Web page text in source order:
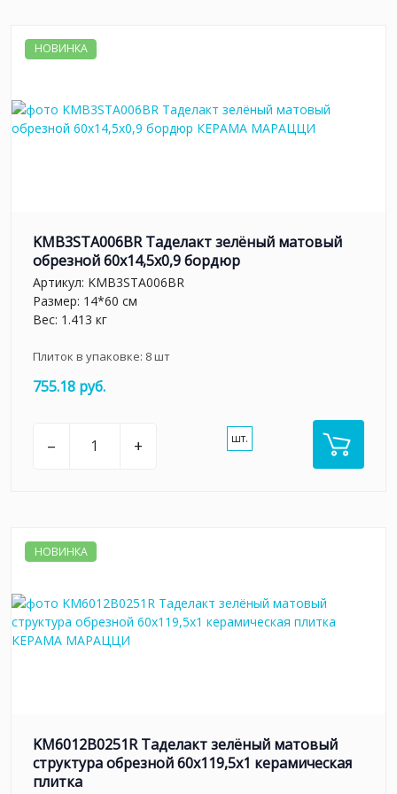
НОВИНКА
KMB3STA006BR Таделакт зелёный матовый
обрезной 60x14,5x0,9 бордюр
Артикул: KMB3STA006BR
Размер: 14*60 см
Вес: 1.413 кг
Плиток в упаковке: 8шт
755.18 руб.
– + шт.
НОВИНКА
KM6012B0251R Таделакт зелёный матовый
структура обрезной 60x119,5x1 керамическая
плитка